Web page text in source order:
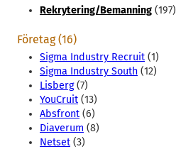
Rekrytering/Bemanning (197)
Företag (16)
Sigma Industry Recruit (1)
Sigma Industry South (12)
Lisberg(7)
YouCruit (13)
Absfront (6)
Diaverum (8)
Netset (3)